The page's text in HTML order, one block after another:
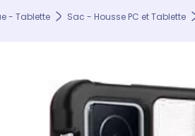
- Tablette Sac - Housse PC et Tablette